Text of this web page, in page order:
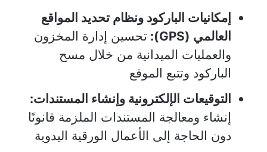
إمكانيات الباركود ونظام تحديد المواقع
العالمي (GPS):
تحسين إدارة المخزون
والعمليات الميدانية من خلال مسح
الباركود وتتبع الموقع
التوقيعات الإلكترونية وإنشاء المستندات:
إنشاء ومعالجة المستندات الملزمة قانونًا
دون الحاجة إلى الأعمال الورقية اليدوية